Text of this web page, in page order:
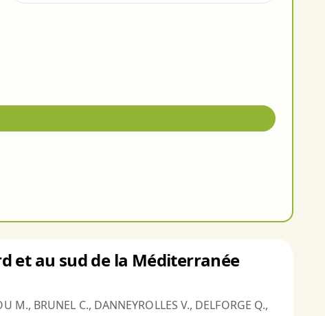
et au sud de la Méditerranée
BRUNEL C., DANNEYROLLES V., DELFORGE Q.,